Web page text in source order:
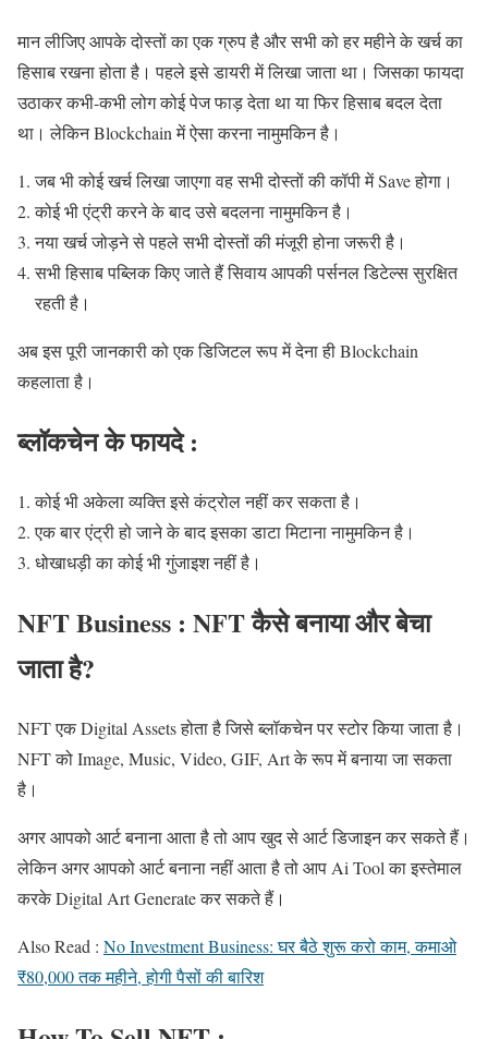
मान लीजिए आपके दोस्तों का एक ग्रुप है और सभी को हर महीने के खर्च का
हिसाब रखना होता है। पहले इसे डायरी में लिखा जाता था। जिसका फायदा
उठाकर कभी-कभी लोग कोई पेज फाड़ देता था या फिर हिसाब बदल देता
था। लेकिन Blockchain में ऐसा करना नामुमकिन है।
जब भी कोई खर्च लिखा जाएगा वह सभी दोस्तों की कॉपी में Save होगा।
कोई भी एंट्री करने के बाद उसे बदलना नामुमकिन है।
नया खर्च जोड़ने से पहले सभी दोस्तों की मंजूरी होना जरूरी है।
सभी हिसाब पब्लिक किए जाते हैं सिवाय आपकी पर्सनल डिटेल्स सुरक्षित
रहती है।
अब इस पूरी जानकारी को एक डिजिटल रूप में देना ही Blockchain
कहलाता है।
ब्लॉकचेन के फायदे :
कोई भी अकेला व्यक्ति इसे कंट्रोल नहीं कर सकता है।
एक बार एंट्री हो जाने के बाद इसका डाटा मिटाना नामुमकिन है।
धोखाधड़ी का कोई भी गुंजाइश नहीं है।
NFT Business : NFT कैसे बनाया और बेचा
जाता है?
NFT एक Digital Assets होता है जिसे ब्लॉकचेन पर स्टोर किया जाता है।
NFT को Image, Music, Video, GIF, Art के रूप में बनाया जा सकता
है।
अगर आपको आर्ट बनाना आता है तो आप खुद से आर्ट डिजाइन कर सकते हैं।
लेकिन अगर आपको आर्ट बनाना नहीं आता है तो आप Ai Tool का इस्तेमाल
करके Digital Art Generate कर सकते हैं।
Also Read : No Investment Business: घर बैठे शुरू करो काम, कमाओ
₹80,000 तक महीने, होगी पैसों की बारिश